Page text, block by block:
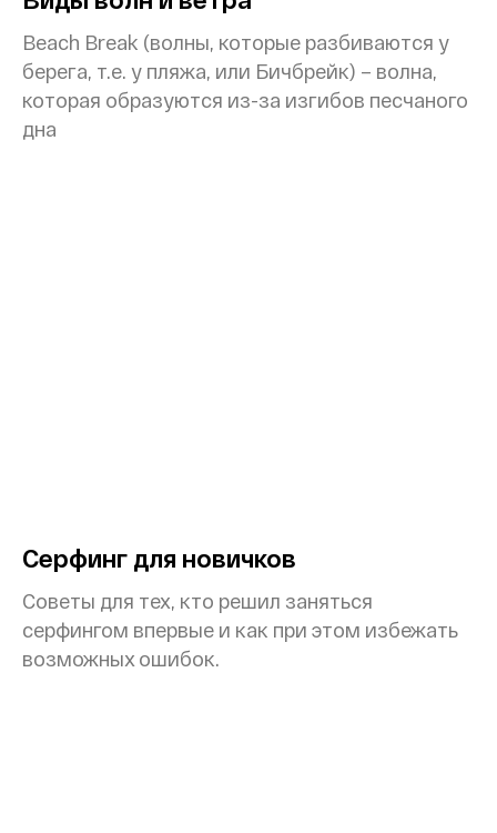
Beach Break (волны, которые разбиваются у
берега, т.е. у пляжа, или Бичбрейк) – волна,
которая образуются из-за изгибов песчаного
дна
Серфинг для новичков
Советы для тех, кто решил заняться
серфингом впервые и как при этом избежать
возможных ошибок.